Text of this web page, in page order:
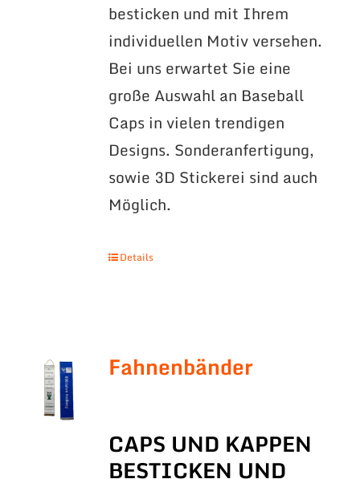
besticken und mit Ihrem
individuellen Motiv versehen.
Bei uns erwartet Sie eine
große Auswahl an Baseball
Caps in vielen trendigen
Designs. Sonderanfertigung,
sowie 3D Stickerei sind auch
Möglich.
Details
Fahnenbänder
CAPS UND KAPPEN
BESTICKEN UND